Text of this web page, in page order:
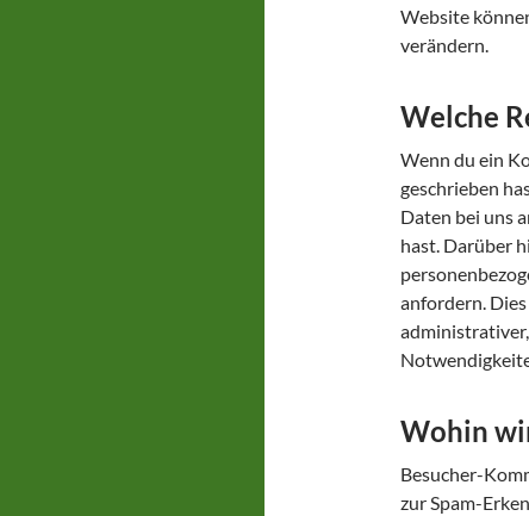
Website
verändern.
Welche
Wenn du ein
geschrieben
Daten bei uns
hast. Darüber
anfordern.
Wohin
Besucher-
zur Spam-